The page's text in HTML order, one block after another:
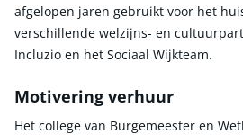
afgelopen jaren gebruikt voor het
verschillende welzijns- en
Incluzio en het Sociaal Wijkteam.
Motivering verhuur
Het college van Burgemeester en